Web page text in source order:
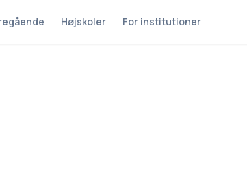
Højskoler For institutioner